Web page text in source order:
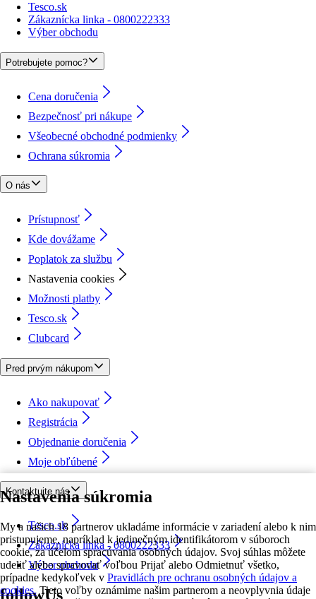
Nastavenia súkromia
My a našich 18 partnerov ukladáme informácie v zariadení alebo k nim
pristupujeme, napríklad k jedinečným identifikátorom v súboroch
cookie, za účelom spracúvania osobných údajov. Svoj súhlas môžete
udeliť alebo spravovať voľbou Prijať alebo Odmietnuť všetko,
prípadne kedykoľvek v Pravidlách pre ochranu osobných údajov a
cookies. Tieto voľby oznámime našim partnerom a neovplyvnia údaje
Tesco.sk
Zákaznícka linka - 0800222333
Výber obchodu
Potrebujete pomoc?
Cena doručenia
Bezpečnosť pri nákupe
Všeobecné obchodné podmienky
Ochrana súkromia
O nás
Prístupnosť
Kde dovážame
Poplatok za službu
Nastavenia cookies
Možnosti platby
Tesco.sk
Clubcard
Pred prvým nákupom
Ako nakupovať
Registrácia
Objednanie doručenia
Moje obľúbené
Kontaktujte nás
Tesco.sk
Zákaznícka linka - 0800222333
Výber obchodu
followUs